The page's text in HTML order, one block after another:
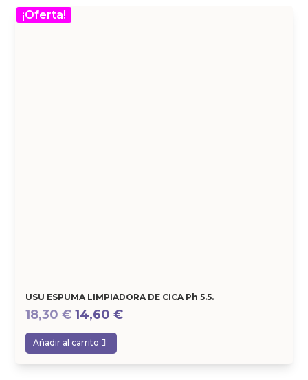
¡Oferta!
USU ESPUMA LIMPIADORA DE CICA Ph 5.5.
18,30€ El
precio
original
era:
14,60€El
es:
Añadir al carrito